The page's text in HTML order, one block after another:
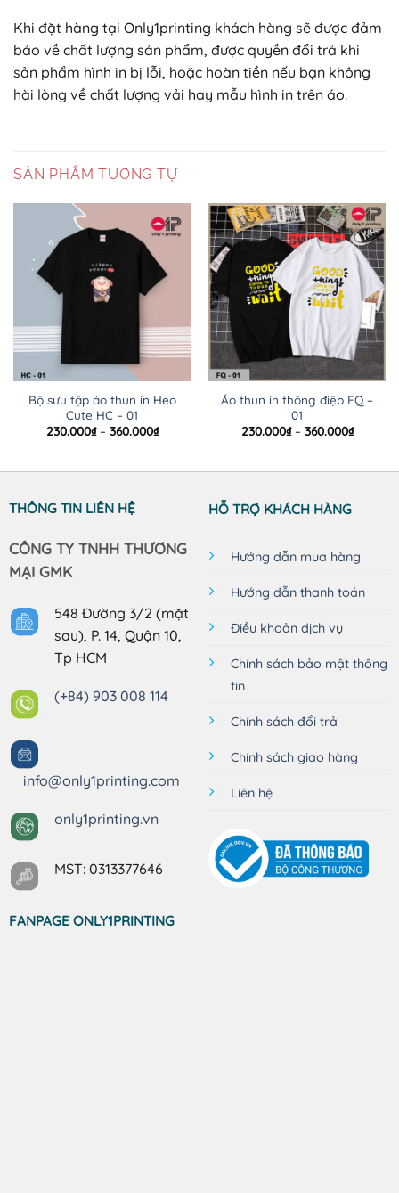
Khi đặt hàng tại Only1printing khách hàng sẽ được đảm
bảo về chất lượng sản phẩm, được quyền đổi trả khi
sản phẩm hình in bị lỗi, hoặc hoàn tiền nếu bạn không
hài lòng về chất lượng vải hay mẫu hình in trên áo.
SẢN PHẨM TƯƠNG TỰ
Bộ sưu tập áo thun in Heo
Cute HC – 01
230.000₫ – 360.000₫Khoảng
đến
Áo thun in thông điệp FQ –
01
230.000₫ – 360.000₫Khoảng
đến
THÔNG TIN LIÊN HỆ
CÔNG TY TNHH THƯƠNG
MẠI GMK
548 Đường 3/2 (mặt
sau), P. 14, Quận 10,
Tp HCM
(+84) 903 008 114
info@only1printing.com
only1printing.vn
MST: 0313377646
HỖ TRỢ KHÁCH HÀNG
Hướng dẫn mua hàng
Hướng dẫn thanh toán
Điều khoản dịch vụ
Chính sách bảo mật thông
tin
Chính sách đổi trả
Chính sách giao hàng
Liên hệ
FANPAGE ONLY1PRINTING